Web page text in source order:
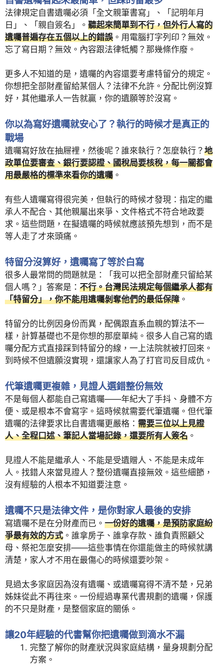
法律規定自書遺囑必須「全文親筆書寫」、「記明年月
日」、「親自簽名」。 聽起來簡單到不行，但外行人寫的
遺囑普遍存在五個以上的錯誤 。用電腦打字列印？無效。
忘了寫日期？無效。內容跟法律牴觸？那幾條作廢。
更多人不知道的是，遺囑的內容還要考慮特留分的規定。
你想把全部財產留給某個人？法律不允許。分配比例沒算
好，其他繼承人一告就贏，你的遺願等於沒寫。
你以為寫好遺囑就安心了？執行的時候才是真正的
戰場
遺囑寫好放在抽屜裡，然後呢？誰來執行？怎麼執行？ 地
政單位要審查、銀行要認證、國稅局要核稅，每一關都會
用最嚴格的標準來看你的遺囑 。
有些人遺囑寫得很完美，但執行的時候才發現：指定的繼
承人不配合、其他親屬出來爭、文件格式不符合地政要
求。這些問題，在擬遺囑的時候就應該預先想到，而不是
等人走了才來頭痛。
特留分沒算好，遺囑寫了等於白寫
很多人最常問的問題就是：「我可以把全部財產只留給某
個人嗎？」答案是： 不行。台灣民法規定每個繼承人都有
「特留分」，你不能用遺囑剝奪他們的最低保障 。
特留分的比例因身份而異，配偶跟直系血親的算法不一
樣，計算基礎也不是你想的那麼單純。很多人自己寫的遺
囑分配方式直接踩到特留分的線，一上法院就被打回來。
到時候不但遺願沒實現，還讓家人為了打官司反目成仇。
代筆遺囑更複雜，見證人選錯整份無效
不是每個人都能自己寫遺囑——年紀大了手抖、身體不方
便、或是根本不會寫字。這時候就需要代筆遺囑。但代筆
遺囑的法律要求比自書遺囑更嚴格： 需要三位以上見證
人、全程口述、筆記人當場記錄，還要所有人簽名 。
見證人不能是繼承人、不能是受遺贈人、不能是未成年
人。找錯人來當見證人？整份遺囑直接無效。這些細節，
沒有經驗的人根本不知道要注意。
遺囑不只是法律文件，是你對家人最後的安排
寫遺囑不是在分財產而已。 一份好的遺囑，是預防家庭紛
爭最有效的方式 。誰拿房子、誰拿存款、誰負責照顧父
母、祭祀怎麼安排——這些事情在你還能做主的時候就講
清楚，家人才不用在最傷心的時候還要吵架。
見過太多家庭因為沒有遺囑、或遺囑寫得不清不楚，兄弟
姊妹從此不再往來。一份經過專業代書規劃的遺囑，保護
的不只是財產，是整個家庭的關係。
讓20年經驗的代書幫你把遺囑做到滴水不漏
完整了解你的財產狀況與家庭結構，量身規劃分配
方案。